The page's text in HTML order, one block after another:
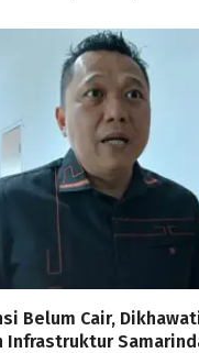
Belum Cair,
Infrastruktur